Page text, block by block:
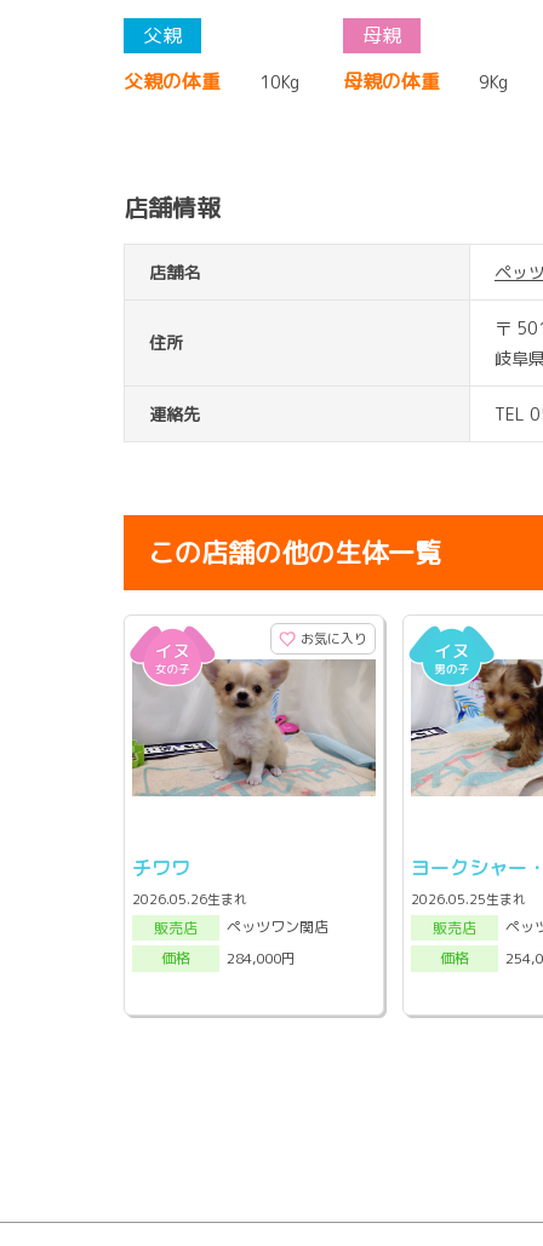
父親の体重 10Kg 母親の体重 9Kg
店舗情報
店舗名 ペッ
住所
〒
岐阜
連絡先 TEL
この店舗の他の生体一覧
お気に入り
チワワ
2026.05.26生まれ
販売店
ペッツワン関店
価格
284,000円
ヨークシャー
2026.05.25生まれ
販売店
ペッ
価格